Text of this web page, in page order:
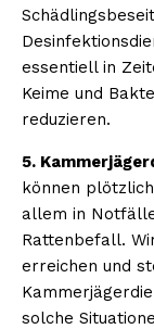
essentiell in
Keime und
reduzieren.
5.
können
allem in
Rattenbefall.
erreichen und
solche